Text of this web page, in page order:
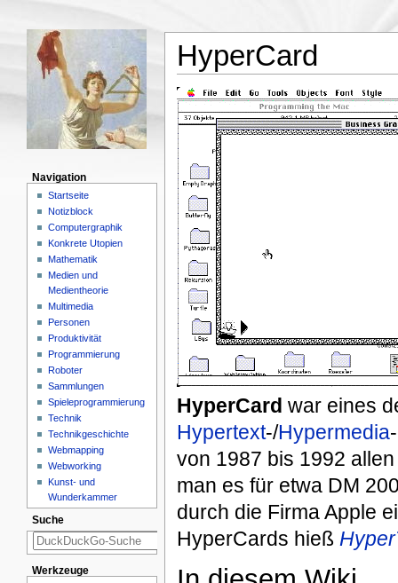
HyperCard
HyperCard war eines
Hypertext-/Hypermedia
von 1987 bis 1992
man es für etwa DM
durch die Firma Apple
HyperCards hieß
Navigation
Startseite
Notizblock
Computergraphik
Konkrete Utopien
Mathematik
Medien und
Medientheorie
Multimedia
Personen
Produktivität
Programmierung
Roboter
Sammlungen
Spieleprogrammierung
Technik
Technikgeschichte
Webmapping
Webworking
Kunst- und
Wunderkammer
Suche
Werkzeuge